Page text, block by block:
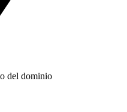
del dominio